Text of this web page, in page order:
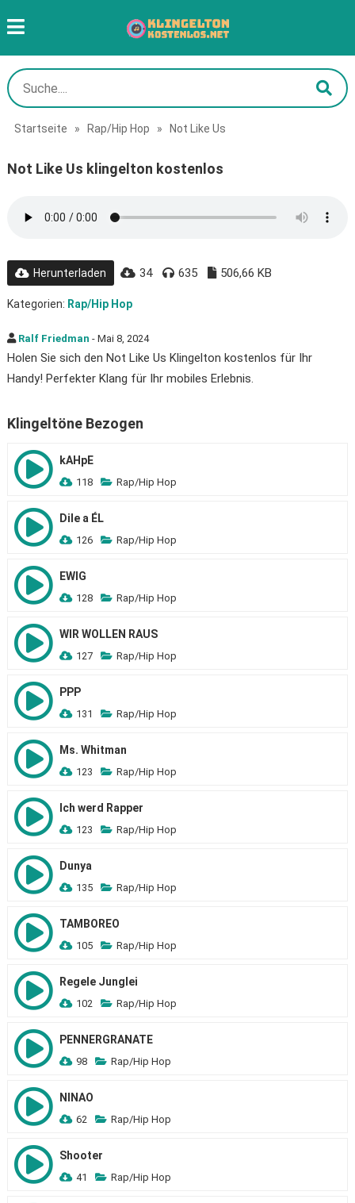
Startseite » Rap/Hip Hop » Not Like Us
Not Like Us klingelton kostenlos
Herunterladen 34 635 506,66 KB
Kategorien: Rap/Hip Hop
Ralf Friedman - Mai 8, 2024
Holen Sie sich den Not Like Us Klingelton kostenlos für Ihr
Handy! Perfekter Klang für Ihr mobiles Erlebnis.
Klingeltöne Bezogen
kAHpE
118 Rap/Hip Hop
Dile a ÉL
126 Rap/Hip Hop
EWIG
128 Rap/Hip Hop
WIR WOLLEN RAUS
127 Rap/Hip Hop
PPP
131 Rap/Hip Hop
Ms. Whitman
123 Rap/Hip Hop
Ich werd Rapper
123 Rap/Hip Hop
Dunya
135 Rap/Hip Hop
TAMBOREO
105 Rap/Hip Hop
Regele Junglei
102 Rap/Hip Hop
PENNERGRANATE
98 Rap/Hip Hop
NINAO
62 Rap/Hip Hop
Shooter
41 Rap/Hip Hop